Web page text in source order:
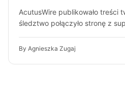
AcutusWire publikowało treści
śledztwo połączyło stronę z
By Agnieszka Zugaj